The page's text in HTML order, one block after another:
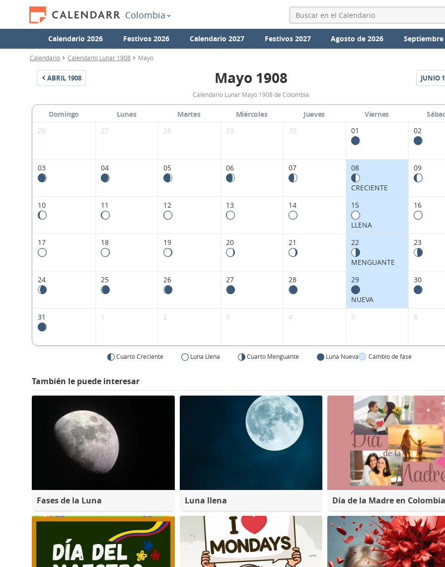
Colombia
Calendario 2026 Festivos 2026 Calendario 2027 Festivos 2027 Agosto de 2026 Septiembre
Calendario Calendario Lunar 1908 Mayo
ABRIL 1908
Calendario
Lunar
Mayo
Colombia.
Mayo 1908 JUNIO
Calendario Lunar Mayo 1908 de Colombia.
Domingo Lunes Martes Miércoles Jueves Viernes
26
27 28 29 30 01 02
03 04 05 06 07 08
CRECIENTE
09
10 11 12 13 14 15
LLENA
16
17 18 19 20 21 22
MENGUANTE
23
24 25 26 27 28 29
NUEVA
30
31 1 2 3 4 5 6
Cuarto Creciente Luna Llena Cuarto Menguante Luna Nueva Cambio de fase
También le puede interesar
Fases de la Luna Luna llena Día de la Madre en